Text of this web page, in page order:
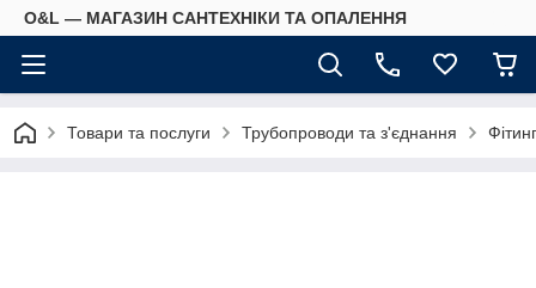
O&L — МАГАЗИН САНТЕХНІКИ ТА ОПАЛЕННЯ
Товари та послуги Трубопроводи та з'єднання